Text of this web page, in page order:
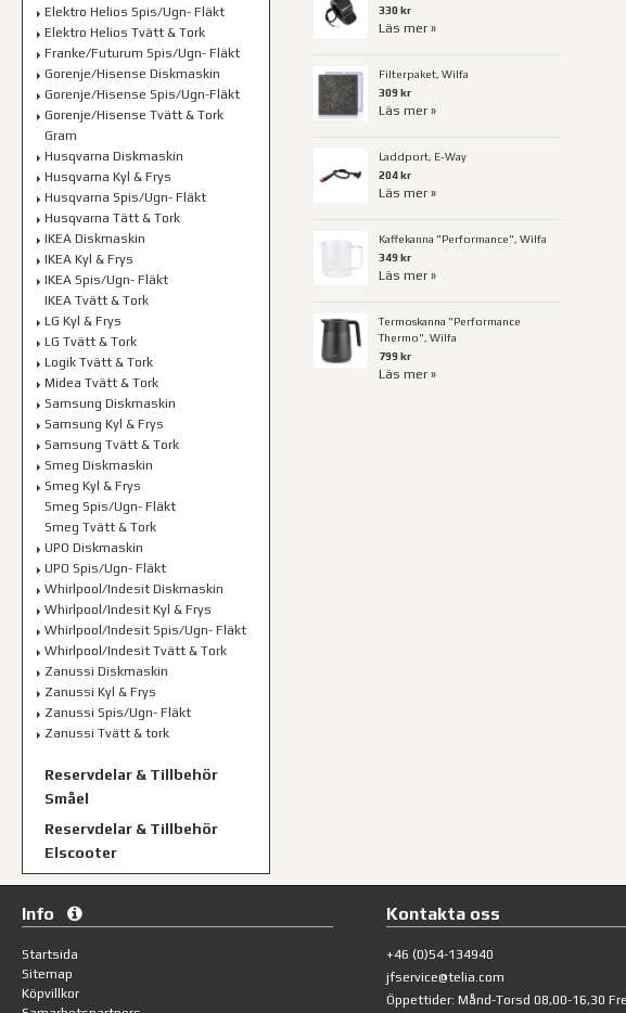
Elektro Helios Spis/Ugn- Fläkt
Elektro Helios Tvätt & Tork
Franke/Futurum Spis/Ugn- Fläkt
Gorenje/Hisense Diskmaskin
Gorenje/Hisense Spis/Ugn-Fläkt
Gorenje/Hisense Tvätt & Tork
Gram
Husqvarna Diskmaskin
Husqvarna Kyl & Frys
Husqvarna Spis/Ugn- Fläkt
Husqvarna Tätt & Tork
IKEA Diskmaskin
IKEA Kyl & Frys
IKEA Spis/Ugn- Fläkt
IKEA Tvätt & Tork
LG Kyl & Frys
LG Tvätt & Tork
Logik Tvätt & Tork
Midea Tvätt & Tork
Samsung Diskmaskin
Samsung Kyl & Frys
Samsung Tvätt & Tork
Smeg Diskmaskin
Smeg Kyl & Frys
Smeg Spis/Ugn- Fläkt
Smeg Tvätt & Tork
UPO Diskmaskin
UPO Spis/Ugn- Fläkt
Whirlpool/Indesit Diskmaskin
Whirlpool/Indesit Kyl & Frys
Whirlpool/Indesit Spis/Ugn- Fläkt
Whirlpool/Indesit Tvätt & Tork
Zanussi Diskmaskin
Zanussi Kyl & Frys
Zanussi Spis/Ugn- Fläkt
Zanussi Tvätt & tork
Reservdelar & Tillbehör
Småel
Reservdelar & Tillbehör
Elscooter
330 kr
Läs mer »
Filterpaket, Wilfa
309 kr
Läs mer »
Laddport, E-Way
204 kr
Läs mer »
Kaffekanna "Performance", Wilfa
349 kr
Läs mer »
Termoskanna "Performance
Thermo", Wilfa
799 kr
Läs mer »
Info
Startsida
Sitemap
Köpvillkor
Kontakta oss
+46 (0)54-134940
jfservice@telia.com
Öppettider: Månd-Torsd 08,00-16,30